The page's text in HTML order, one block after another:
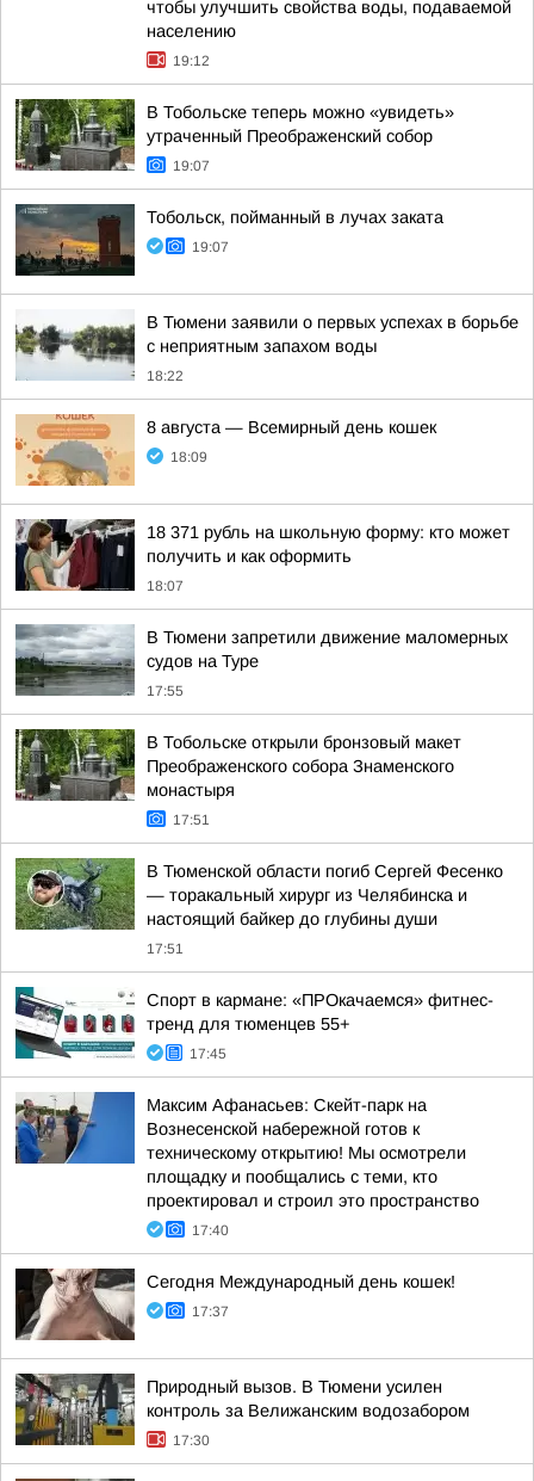
чтобы улучшить свойства воды, подаваемой
населению
19:12
В Тобольске теперь можно «увидеть»
утраченный Преображенский собор
19:07
Тобольск, пойманный в лучах заката
19:07
В Тюмени заявили о первых успехах в борьбе
с неприятным запахом воды
18:22
8 августа — Всемирный день кошек
18:09
18 371 рубль на школьную форму: кто может
получить и как оформить
18:07
В Тюмени запретили движение маломерных
судов на Туре
17:55
В Тобольске открыли бронзовый макет
Преображенского собора Знаменского
монастыря
17:51
В Тюменской области погиб Сергей Фесенко
— торакальный хирург из Челябинска и
настоящий байкер до глубины души
17:51
Спорт в кармане: «ПРОкачаемся» фитнес-
тренд для тюменцев 55+
17:45
Максим Афанасьев: Скейт-парк на
Вознесенской набережной готов к
техническому открытию! Мы осмотрели
площадку и пообщались с теми, кто
проектировал и строил это пространство
17:40
Сегодня Международный день кошек!
17:37
Природный вызов. В Тюмени усилен
контроль за Велижанским водозабором
17:30